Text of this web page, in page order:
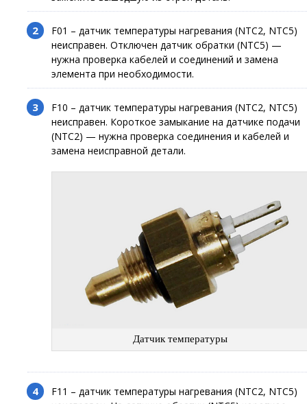
F01 – датчик температуры нагревания (NTC2, NTC5)
неисправен. Отключен датчик обратки (NTC5) —
нужна проверка кабелей и соединений и замена
элемента при необходимости.
F10 – датчик температуры нагревания (NTC2, NTC5)
неисправен. Короткое замыкание на датчике подачи
(NTC2) — нужна проверка соединения и кабелей и
замена неисправной детали.
Датчик температуры
F11 – датчик температуры нагревания (NTC2, NTC5)